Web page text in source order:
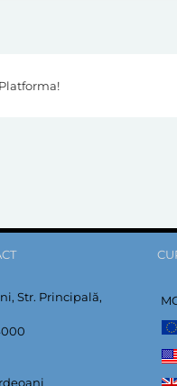
Str. Principală,